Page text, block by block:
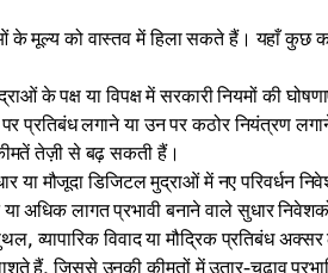
के मूल्य को वास्तव में हिला सकते हैं। यहाँ कुछ
के पक्ष या विपक्ष में सरकारी नियमों की
प्रतिबंध लगाने या उन पर कठोर नियंत्रण
तेज़ी से बढ़ सकती हैं।
या मौजूदा डिजिटल मुद्राओं में नए परिवर्धन
अधिक लागत प्रभावी बनाने वाले सुधार
व्यापारिक विवाद या मौद्रिक प्रतिबंध
हैं, जिससे उनकी कीमतों में उतार-चढ़ाव